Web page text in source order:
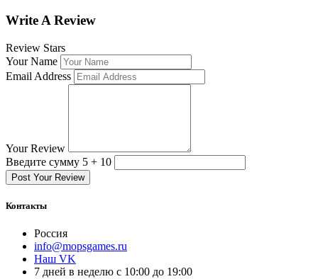
Write A Review
Review Stars
Your Name
Email Address
Your Review
Введите сумму 5 + 10
Post Your Review
Контакты
Россия
info@mopsgames.ru
Наш VK
7 дней в неделю с 10:00 до 19:00